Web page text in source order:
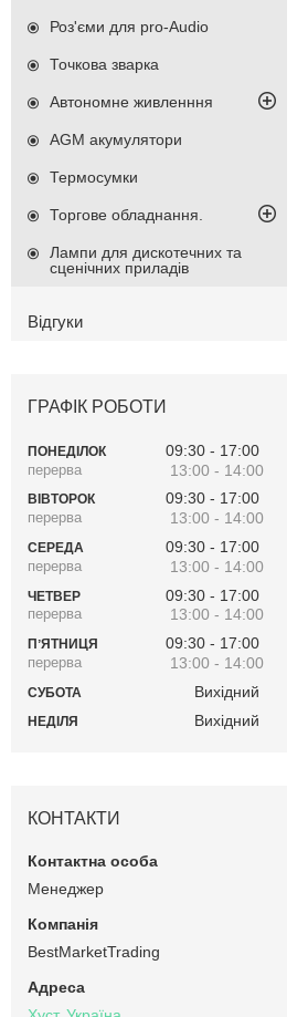
Роз'єми для pro-Audio
Точкова зварка
Автономне живленння
AGM акумулятори
Термосумки
Торгове обладнання.
Лампи для дискотечних та
сценічних приладів
Відгуки
ГРАФІК РОБОТИ
ПОНЕДІЛОК 09:30
17:00
13:00
14:00
ВІВТОРОК 09:30
17:00
13:00
14:00
СЕРЕДА 09:30
17:00
13:00
14:00
ЧЕТВЕР 09:30
17:00
13:00
14:00
ПʼЯТНИЦЯ 09:30
17:00
13:00
14:00
СУБОТА Вихідний
НЕДІЛЯ Вихідний
КОНТАКТИ
Менеджер
BestMarketTrading